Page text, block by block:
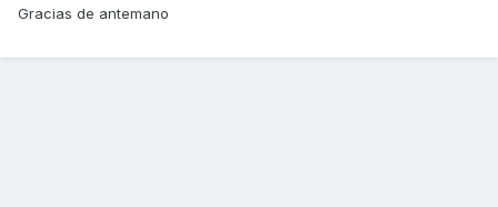
Gracias de antemano